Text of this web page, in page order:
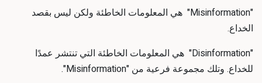
"
Misinformation
" هي المعلومات الخاطئة ولكن ليس بقصد
الخداع.
"
Disinformation" هي المعلومات الخاطئة التي تنتشر عمدًا
للخداع. وتلك مجموعة فرعية من "Misinformation".